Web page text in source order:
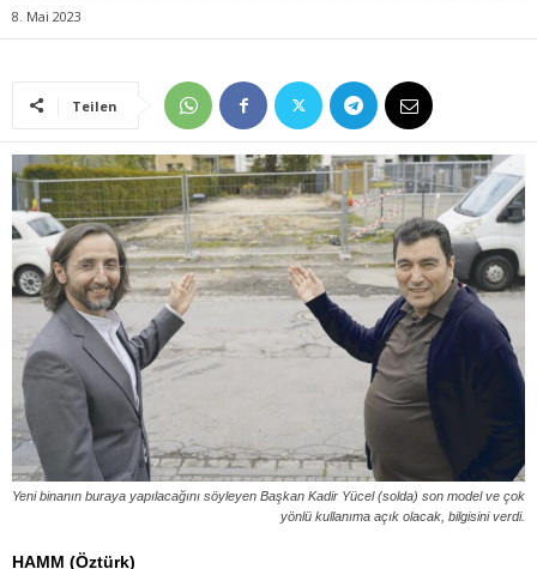
8. Mai 2023
Teilen
Yeni binanın buraya yapılacağını söyleyen Başkan Kadir Yücel (solda) son model ve çok
yönlü kullanıma açık olacak, bilgisini verdi.
HAMM (Öztürk)